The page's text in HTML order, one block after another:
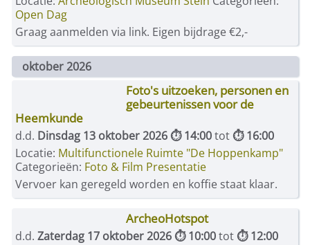
Open Dag
Graag aanmelden via link. Eigen bijdrage €2,-
oktober 2026
Foto's uitzoeken, personen en
gebeurtenissen voor de
Heemkunde
d.d. Dinsdag 13 oktober 2026 ⏱ 14:00tot ⏱ 16:00
Locatie: Multifunctionele Ruimte "De Hoppenkamp"
Categorieën: Foto & Film Presentatie
Vervoer kan geregeld worden en koffie staat klaar.
ArcheoHotspot
d.d.Zaterdag 17 oktober 2026 ⏱ 10:00tot ⏱ 12:00